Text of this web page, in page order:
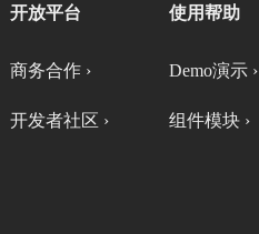
开放平台
商务合作 ›
开发者社区 ›
使用帮助
Demo演示 ›
组件模块 ›